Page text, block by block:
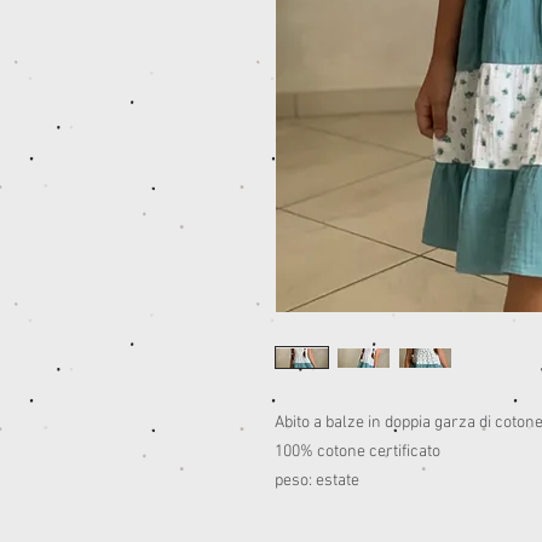
Abito a balze in doppia garza di
100% cotone certificato
peso: estate